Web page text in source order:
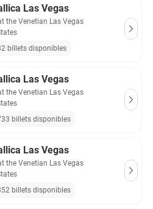
Las Vegas
the Venetian Las Vegas
billets disponibles
Las Vegas
the Venetian Las Vegas
billets disponibles
Las Vegas
the Venetian Las Vegas
billets disponibles